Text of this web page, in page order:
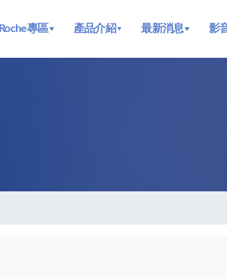
Roche專區 產品介紹 最新消息 影